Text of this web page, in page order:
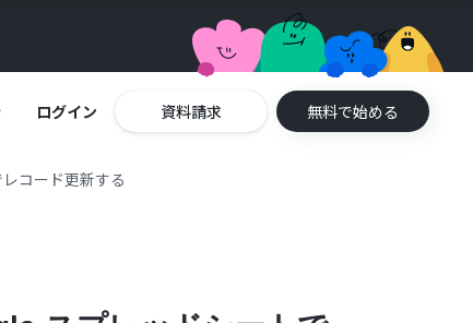
ログイン 資料請求 無料で始める
コード更新する